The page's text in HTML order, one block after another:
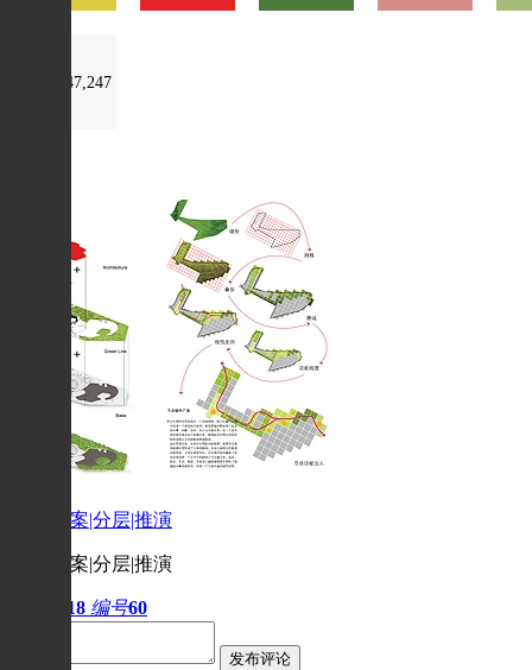
248,247,247
景观|方案|分层|推演
景观|方案|分层|推演
8018 编号60
发布评论